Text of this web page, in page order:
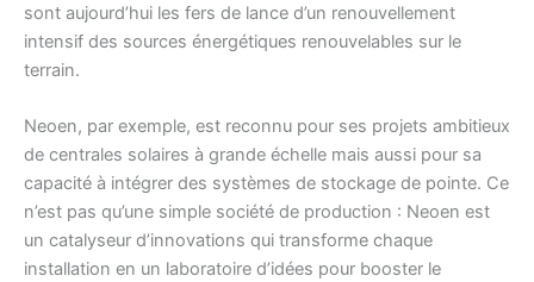
sont aujourd’hui les fers de lance d’un renouvellement
intensif des sources énergétiques renouvelables sur le
terrain.
Neoen, par exemple, est reconnu pour ses projets ambitieux
de centrales solaires à grande échelle mais aussi pour sa
capacité à intégrer des systèmes de stockage de pointe. Ce
n’est pas qu’une simple société de production : Neoen est
un catalyseur d’innovations qui transforme chaque
installation en un laboratoire d’idées pour booster le